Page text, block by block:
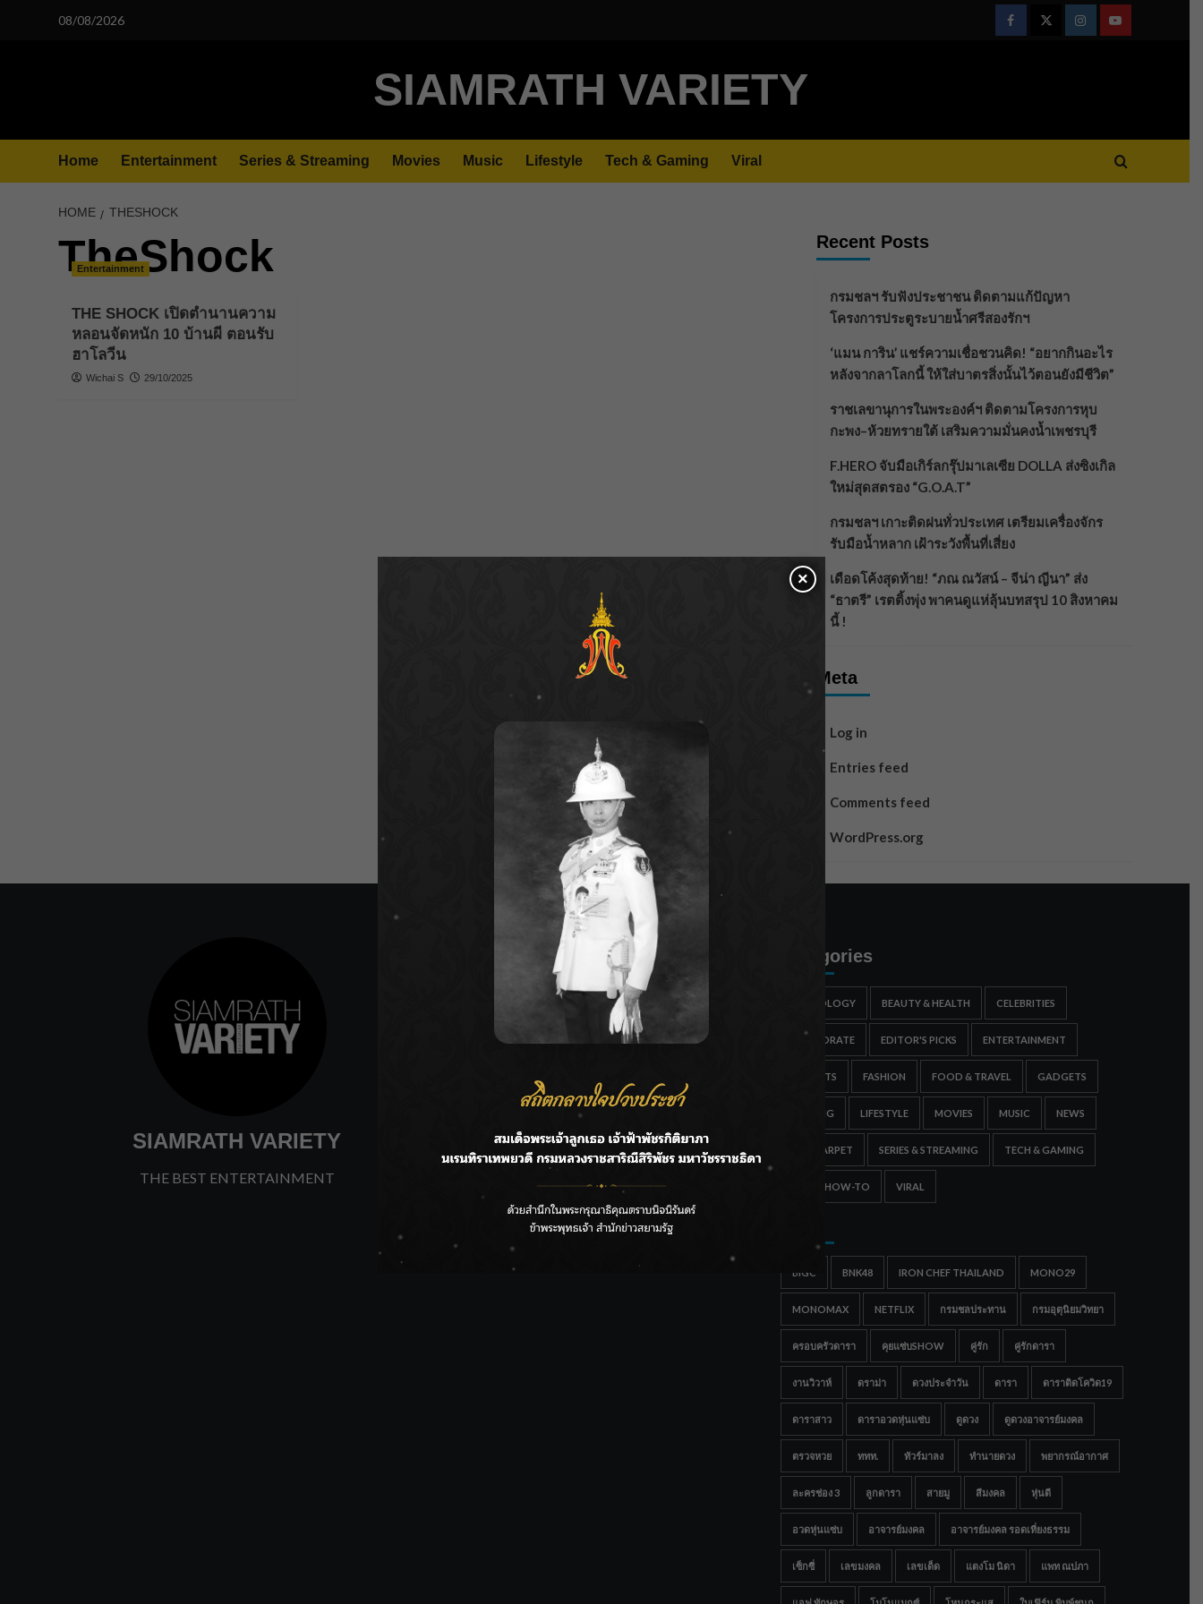
08/08/2026
FacebookTwitterInstagramYoutube
SIAMRATH VARIETY
Home Entertainment Series & Streaming Movies Music Lifestyle Tech & Gaming Viral
HOME THESHOCK
TheShock
Entertainment
THE SHOCK เปิดตำนานความ
หลอนจัดหนัก 10 บ้านผี ตอนรับ
ฮาโลวีน
Wichai S 29/10/2025
Recent Posts
กรมชลฯ รับฟังประชาชน ติดตามแก้ปัญหา
โครงการประตูระบายน้ำศรีสองรักฯ
‘แมน การิน’ แชร์ความเชื่อชวนคิด! “อยากกินอะไร
หลังจากลาโลกนี้ ให้ใส่บาตรสิ่งนั้นไว้ตอนยังมีชีวิต”
ราชเลขานุการในพระองค์ฯ ติดตามโครงการหุบ
กะพง–ห้วยทรายใต้ เสริมความมั่นคงน้ำเพชรบุรี
F.HERO จับมือเกิร์ลกรุ๊ปมาเลเซีย DOLLA ส่งซิงเกิล
ใหม่สุดสตรอง “G.O.A.T”
กรมชลฯ เกาะติดฝนทั่วประเทศ เตรียมเครื่องจักร
รับมือน้ำหลาก เฝ้าระวังพื้นที่เสี่ยง
เดือดโค้งสุดท้าย! “ภณ ณวัสน์ – จีน่า ญีนา” ส่ง
“ธาตรี” เรตติ้งพุ่ง พาคนดูแห่ลุ้นบทสรุป 10 สิงหาคม
นี้ !
Meta
Log in
Entries feed
Comments feed
WordPress.org
SIAMRATH VARIETY
THE BEST ENTERTAINMENT
กรมชลฯ รับฟังประชาชน ติดตามแก้ปัญหาโครงการประตู
ลาโลกนี้ ให้ใส่บาตรสิ่งนั้นไว้ตอนยังมีชีวิต”
ราชเลขานุการในพระองค์ฯ ติดตามโครงการหุบกะพง–ห้วย
ทรายใต้ เสริมความมั่นคงน้ำเพชรบุรี
ตรอง “G.O.A.T”
กรมชลฯ เกาะติดฝนทั่วประเทศ เตรียมเครื่องจักรรับมือน้ำ
Categories
ASTROLOGY BEAUTY & HEALTH CELEBRITIES
CORPORATE EDITOR'S PICKS ENTERTAINMENT
ESPORTS FASHION FOOD & TRAVEL GADGETS
GAMING LIFESTYLE MOVIES MUSIC NEWS
RED CARPET SERIES & STREAMING TECH & GAMING
TIPS & HOW-TO VIRAL
BIGC BNK48 IRON CHEF THAILAND MONO29
MONOMAX NETFLIX กรมชลประทาน กรมอุตุนิยมวิทยา
ครอบครัวดารา คุยแซ่บSHOW คู่รัก คู่รักดารา
งานวิวาห์ ดราม่า ดวงประจำวัน ดารา ดาราติดโควิด19
ดาราสาว ดาราอวดหุ่นแซ่บ ดูดวง ดูดวงอาจารย์มงคล
ตรวจหวย ททท. ทัวร์มาลง ทำนายดวง พยากรณ์อากาศ
ละครช่อง 3 ลูกดารา สายมู สีมงคล หุ่นดี
อวดหุ่นแซ่บ อาจารย์มงคล อาจารย์มงคล รอดเที่ยงธรรม
เซ็กซี่ เลขมงคล เลขเด็ด แตงโม นิดา แพท ณปภา
×